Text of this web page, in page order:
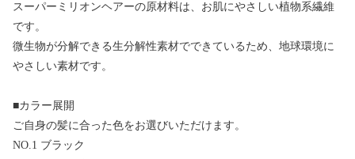
スーパーミリオンヘアーの原材料は、お肌にやさしい植物系繊維
です。
微生物が分解できる生分解性素材でできているため、地球環境に
やさしい素材です。
■カラー展開
ご自身の髪に合った色をお選びいただけます。
NO.1 ブラック